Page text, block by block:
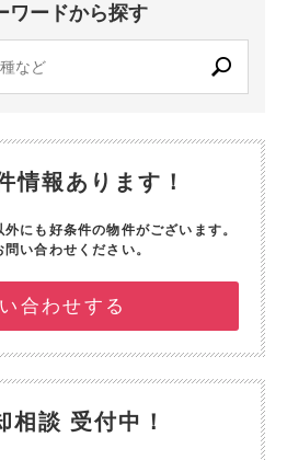
ワードから探す
情報あります！
にも好条件の物件がございます。
い合わせください。
合わせする
相談 受付中！